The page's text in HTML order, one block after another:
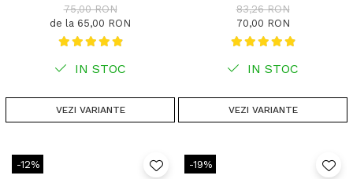
75,00 RON
de la 65,00 RON
IN STOC
VEZI VARIANTE
83,26 RON
70,00 RON
IN STOC
VEZI VARIANTE
-12% -19%